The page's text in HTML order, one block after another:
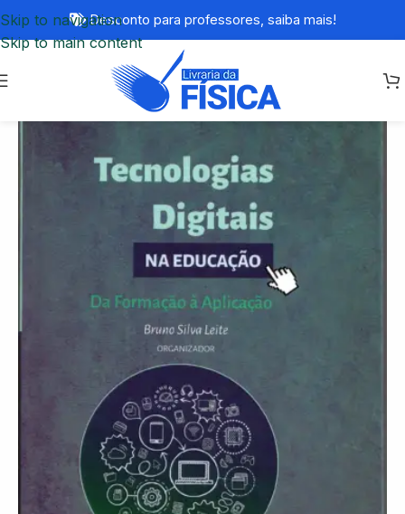
Skip to navigation
Skip to main content
Desconto para professores, saiba mais!